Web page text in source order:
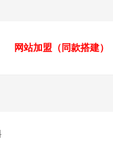
网站加盟（同款搭建）